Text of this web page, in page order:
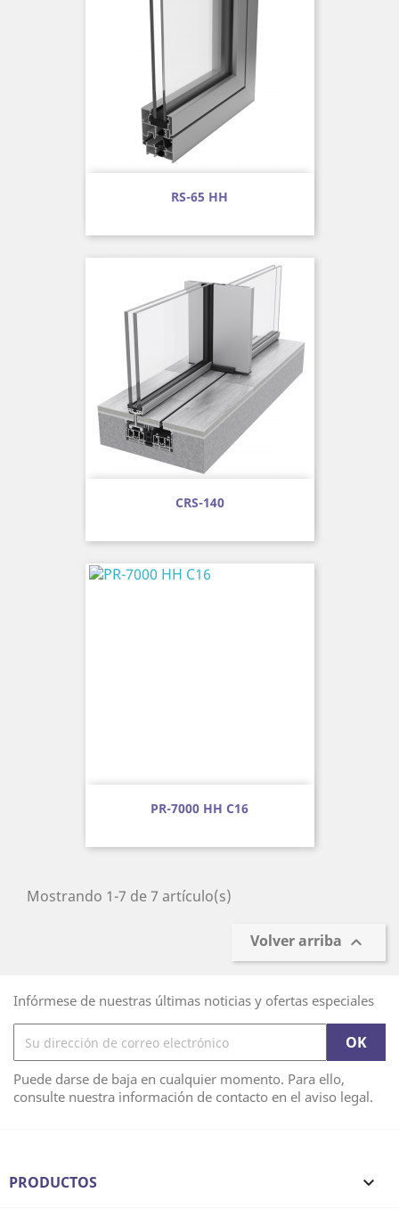
RS-65 HH
CRS-140
PR-7000 HH C16
Mostrando 1-7 de 7 artículo(s)
Volver arriba 
Infórmese de nuestras últimas noticias y ofertas especiales
Puede darse de baja en cualquier momento. Para ello,
consulte nuestra información de contacto en el aviso legal.
PRODUCTOS 